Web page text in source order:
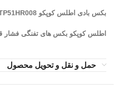
بکس بادی اطلس کوپکو LTP51HR008
اطلس کوپکو بکس های تفنگی فشار
حمل و نقل و تحویل محصول